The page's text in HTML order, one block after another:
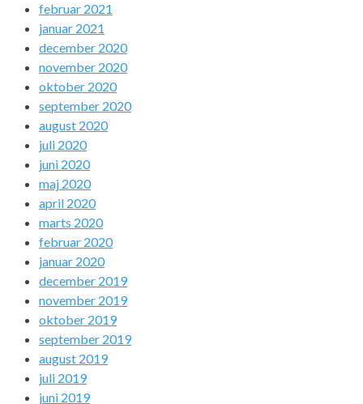
februar 2021
januar 2021
december 2020
november 2020
oktober 2020
september 2020
august 2020
juli 2020
juni 2020
maj 2020
april 2020
marts 2020
februar 2020
januar 2020
december 2019
november 2019
oktober 2019
september 2019
august 2019
juli 2019
juni 2019